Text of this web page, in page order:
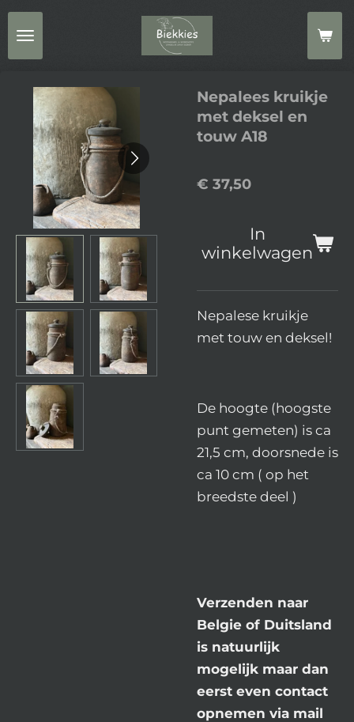
Ga
direct
naar
hoofdinhoud
Nepalees kruikje
met deksel en
touw A18
€ 37,50
In
winkelwagen
Nepalese kruikje
met touw en deksel!
De hoogte (hoogste
punt gemeten) is ca
21,5 cm, doorsnede is
ca 10 cm ( op het
breedste deel )
Verzenden naar
Belgie of Duitsland
is natuurlijk
mogelijk maar dan
eerst even contact
opnemen via mail